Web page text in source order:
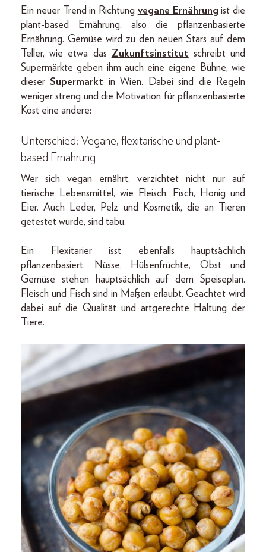
Ein neuer Trend in Richtung vegane Ernährung ist die
plant-based Ernährung, also die pflanzenbasierte
Ernährung. Gemüse wird zu den neuen Stars auf dem
Teller, wie etwa das Zukunftsinstitut schreibt und
Supermärkte geben ihm auch eine eigene Bühne, wie
dieserSupermarkt in Wien. Dabei sind die Regeln
weniger streng und die Motivation für pflanzenbasierte
Kost eine andere:
Unterschied: Vegane, flexitarische und plant-
based Ernährung
Wer sich vegan ernährt, verzichtet nicht nur auf
tierische Lebensmittel, wie Fleisch, Fisch, Honig und
Eier. Auch Leder, Pelz und Kosmetik, die an Tieren
getestet wurde, sind tabu.
Ein Flexitarier isst ebenfalls hauptsächlich
pflanzenbasiert. Nüsse, Hülsenfrüchte, Obst und
Gemüse stehen hauptsächlich auf dem Speiseplan.
Fleisch und Fisch sind in Maßen erlaubt. Geachtet wird
dabei auf die Qualität und artgerechte Haltung der
Tiere.